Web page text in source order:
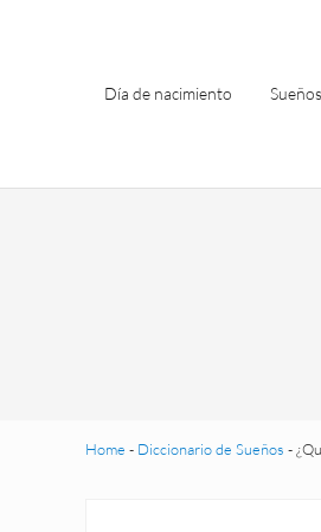
Día de nacimiento Sueños
Home - Diccionario de Sueños -